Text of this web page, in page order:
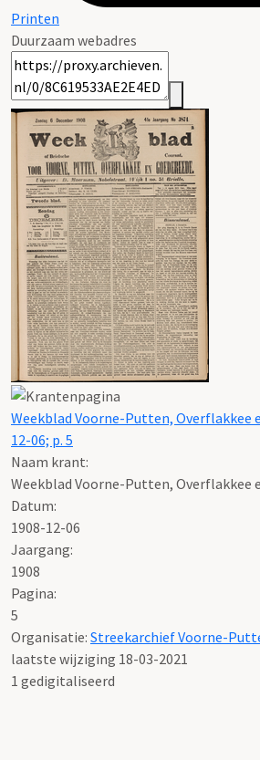
Printen
Duurzaam webadres
Weekblad Voorne-Putten, Overflakkee
12-06; p. 5
Naam krant:
Weekblad Voorne-Putten, Overflakkee
Datum:
1908-12-06
Jaargang:
1908
Pagina:
5
Organisatie: Streekarchief Voorne-
laatste wijziging 18-03-2021
1 gedigitaliseerd